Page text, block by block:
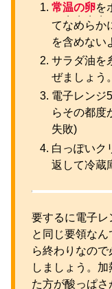
常温の卵を
てなめらか
・・・・
を含めない
サラダ油を
ぜましょう
電子レンジ
らその都度
失敗)
白っぽいク
返して冷蔵
要するに電子レ
と同じ要領な
ら終わりなの
しましょう。
た方が酸っぱ